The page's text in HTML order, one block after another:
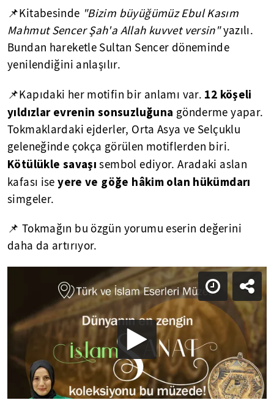
📌Kitabesinde "Bizim büyüğümüz Ebul Kasım
Mahmut Sencer Şah'a Allah kuvvet versin"yazılı.
Bundan hareketle Sultan Sencer döneminde
yenilendiğini anlaşılır.
📌Kapıdaki her motifin bir anlamı var. 12 köşeli
yıldızlar evrenin sonsuzluğuna gönderme yapar.
Tokmaklardaki ejderler, Orta Asya ve Selçuklu
geleneğinde çokça görülen motiflerden biri.
Kötülükle savaşısembol ediyor. Aradaki aslan
kafası iseyere ve göğe hâkim olan hükümdarı
simgeler.
📌 Tokmağın bu özgün yorumu eserin değerini
daha da artırıyor.